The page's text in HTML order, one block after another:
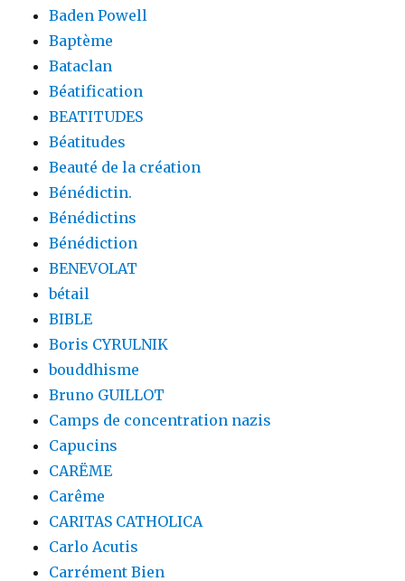
Baden Powell
Baptème
Bataclan
Béatification
BEATITUDES
Béatitudes
Beauté de la création
Bénédictin.
Bénédictins
Bénédiction
BENEVOLAT
bétail
BIBLE
Boris CYRULNIK
bouddhisme
Bruno GUILLOT
Camps de concentration nazis
Capucins
CARËME
Carême
CARITAS CATHOLICA
Carlo Acutis
Carrément Bien